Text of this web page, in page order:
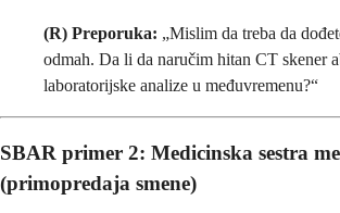
(R) Preporuka: „Mislim da treba da
odmah. Da li da naručim hitan CT skener
laboratorijske analize u međuvremenu?“
SBAR primer 2: Medicinska sestra
(primopredaja smene)